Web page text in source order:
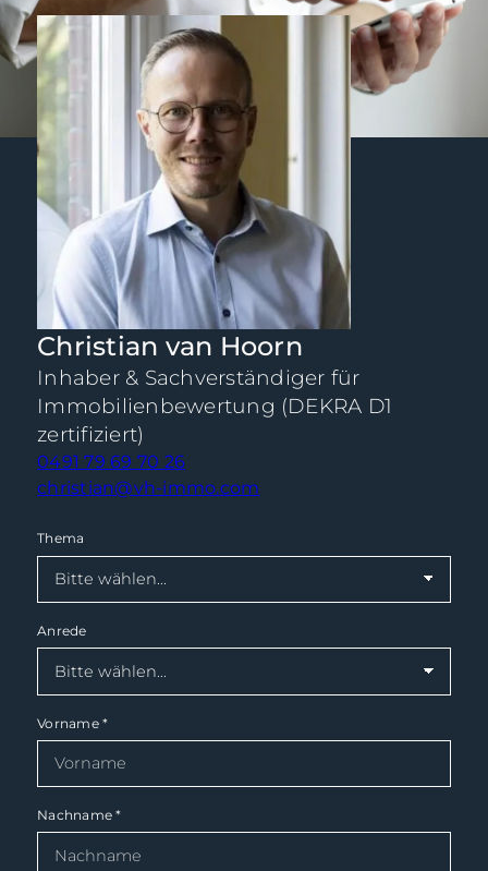
Christian van Hoorn
Inhaber & Sachverständiger für
Immobilienbewertung (DEKRA D1
zertifiziert)
0491 79 69 70 26
christian@vh-immo.com
Thema
Anrede
Vorname*
Nachname*